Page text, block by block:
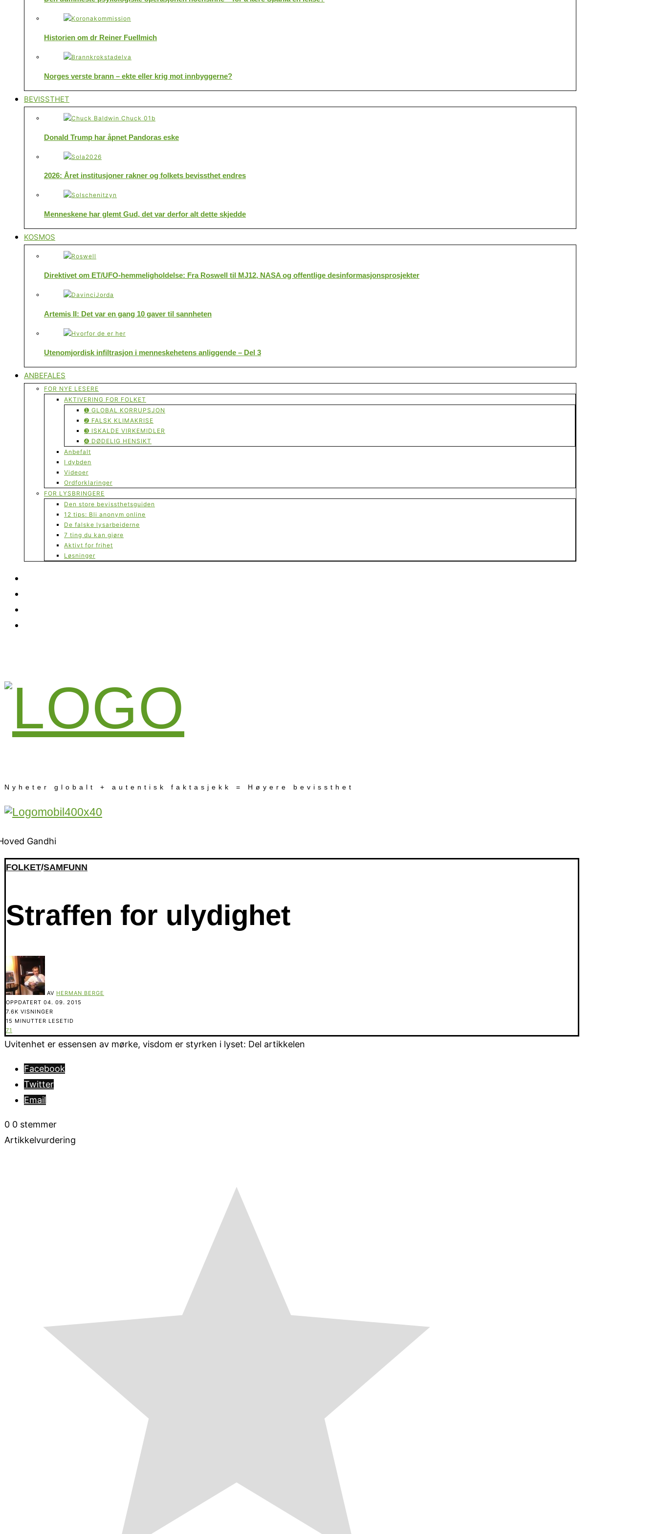
Historien om dr Reiner Fuellmich
Norges verste brann – ekte eller krig mot innbyggerne?
BEVISSTHET
Donald Trump har åpnet Pandoras eske
2026: Året institusjoner rakner og folkets bevissthet endres
Menneskene har glemt Gud, det var derfor alt dette skjedde
KOSMOS
Direktivet om ET/UFO-hemmeligholdelse: Fra Roswell til MJ12, NASA og offentlige desinformasjonsprosjekter
Artemis II: Det var en gang 10 gaver til sannheten
Utenomjordisk infiltrasjon i menneskehetens anliggende – Del 3
ANBEFALES
FOR NYE LESERE
AKTIVERING FOR FOLKET
➊ GLOBAL KORRUPSJON
➋ FALSK KLIMAKRISE
➌ ISKALDE VIRKEMIDLER
➍ DØDELIG HENSIKT
Anbefalt
I dybden
Videoer
Ordforklaringer
FOR LYSBRINGERE
Den store bevissthetsguiden
12 tips: Bli anonym online
De falske lysarbeiderne
7 ting du kan gjøre
Aktivt for frihet
Løsninger
Nyheter globalt + autentisk faktasjekk = Høyere bevissthet
FOLKET/SAMFUNN
Straffen for ulydighet
AV HERMAN BERGE
OPPDATERT 04. 09. 2015
7.6K VISNINGER
15 MINUTTER LESETID
71
Uvitenhet er essensen av mørke, visdom er styrken i lyset: Del artikkelen
Facebook
Twitter
Email
0 0 stemmer
Artikkelvurdering